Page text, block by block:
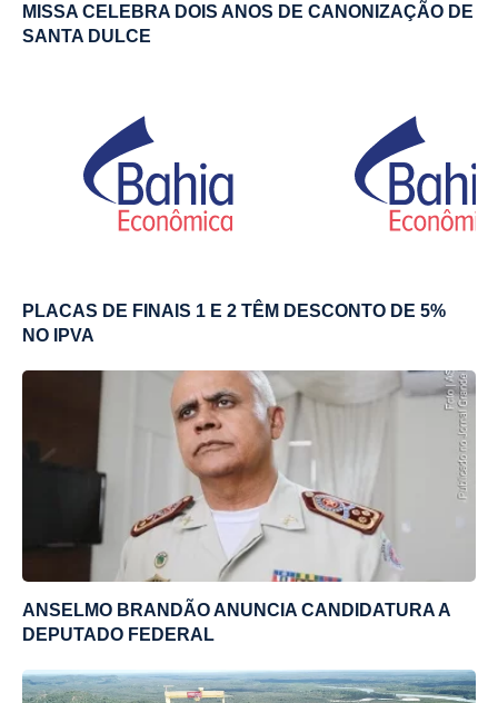
MISSA CELEBRA DOIS ANOS DE CANONIZAÇÃO DE
SANTA DULCE
PLACAS DE FINAIS 1 E 2 TÊM DESCONTO DE 5%
NO IPVA
ANSELMO BRANDÃO ANUNCIA CANDIDATURA A
DEPUTADO FEDERAL